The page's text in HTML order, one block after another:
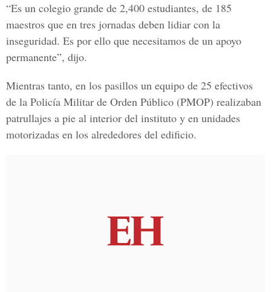
“Es un colegio grande de 2,400 estudiantes, de 185
maestros que en tres jornadas deben lidiar con la
inseguridad. Es por ello que necesitamos de un apoyo
permanente”, dijo.
Mientras tanto, en los pasillos un equipo de 25 efectivos
de la Policía Militar de Orden Público (PMOP) realizaban
patrullajes a pie al interior del instituto y en unidades
motorizadas en los alrededores del edificio.